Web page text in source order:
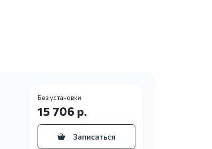
Без установки
15 706 р.
Записаться